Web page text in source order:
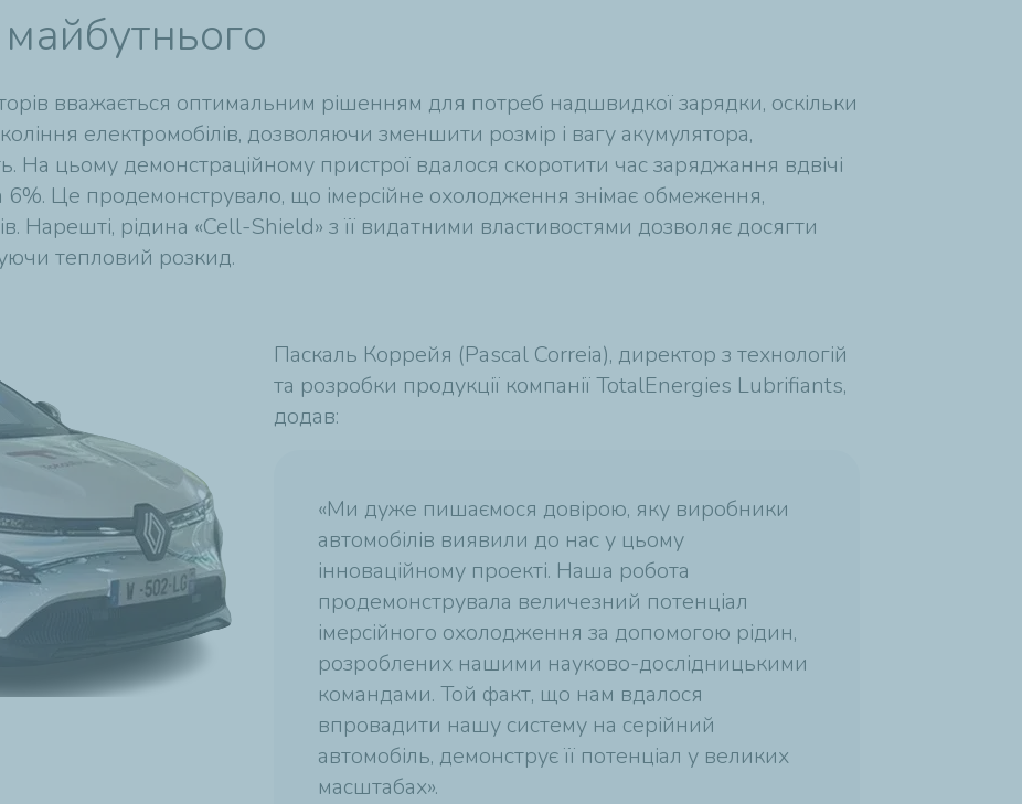
вважається оптимальним рішенням для потреб надшвидкої зарядки, оскільки
електромобілів, дозволяючи зменшити розмір і вагу акумулятора,
На цьому демонстраційному пристрої вдалося скоротити час заряджання вдвічі
6%. Це продемонструвало, що імерсійне охолодження знімає обмеження,
Нарешті, рідина «Cell-Shield» з її видатними властивостями дозволяє досягти
тепловий розкид.
Паскаль Коррейя (Pascal Correia), директор з технологій
та розробки продукції компанії TotalEnergies Lubrifiants,
додав:
«Ми дуже пишаємося довірою, яку виробники
автомобілів виявили до нас у цьому
інноваційному проекті. Наша робота
продемонструвала величезний потенціал
імерсійного охолодження за допомогою рідин,
розроблених нашими науково-дослідницькими
командами. Той факт, що нам вдалося
впровадити нашу систему на серійний
автомобіль, демонструє її потенціал у великих
масштабах».